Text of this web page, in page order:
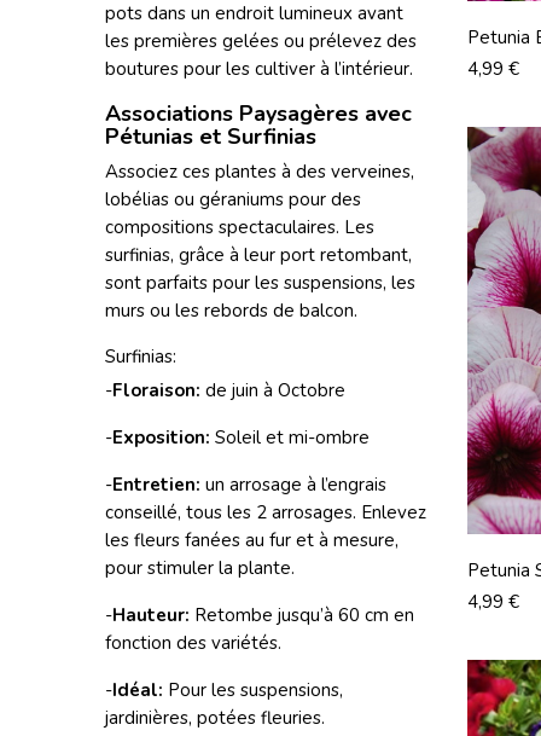
pots dans un endroit lumineux avant
les premières gelées ou prélevez des
boutures pour les cultiver à l’intérieur.
Associations Paysagères avec
Pétunias et Surfinias
Associez ces plantes à des verveines,
lobélias ou géraniums pour des
compositions spectaculaires. Les
surfinias, grâce à leur port retombant,
sont parfaits pour les suspensions, les
murs ou les rebords de balcon.
Surfinias:
-Floraison: de juin à Octobre
-Exposition: Soleil et mi-ombre
-Entretien: un arrosage à l’engrais
conseillé, tous les 2 arrosages. Enlevez
les fleurs fanées au fur et à mesure,
pour stimuler la plante.
-Hauteur: Retombe jusqu’à 60 cm en
fonction des variétés.
-Idéal: Pour les suspensions,
jardinières, potées fleuries.
Petunia
Prix
4,99 €
Petunia
Prix
4,99 €